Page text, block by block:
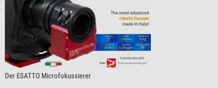
Der ESATTO Microfokussierer